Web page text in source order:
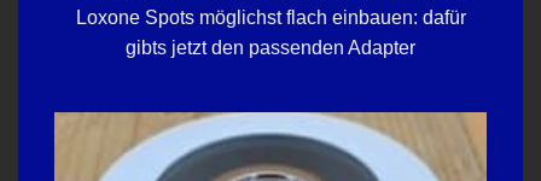
Loxone Spots möglichst flach einbauen: dafür
gibts jetzt den passenden Adapter